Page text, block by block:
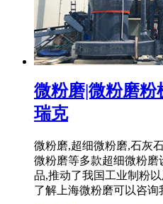
微粉磨|微粉磨粉
瑞克
微粉磨,超细微粉磨,石灰
微粉磨等多款超细微粉
品,推动了我国工业制粉
了解上海微粉磨可以咨询